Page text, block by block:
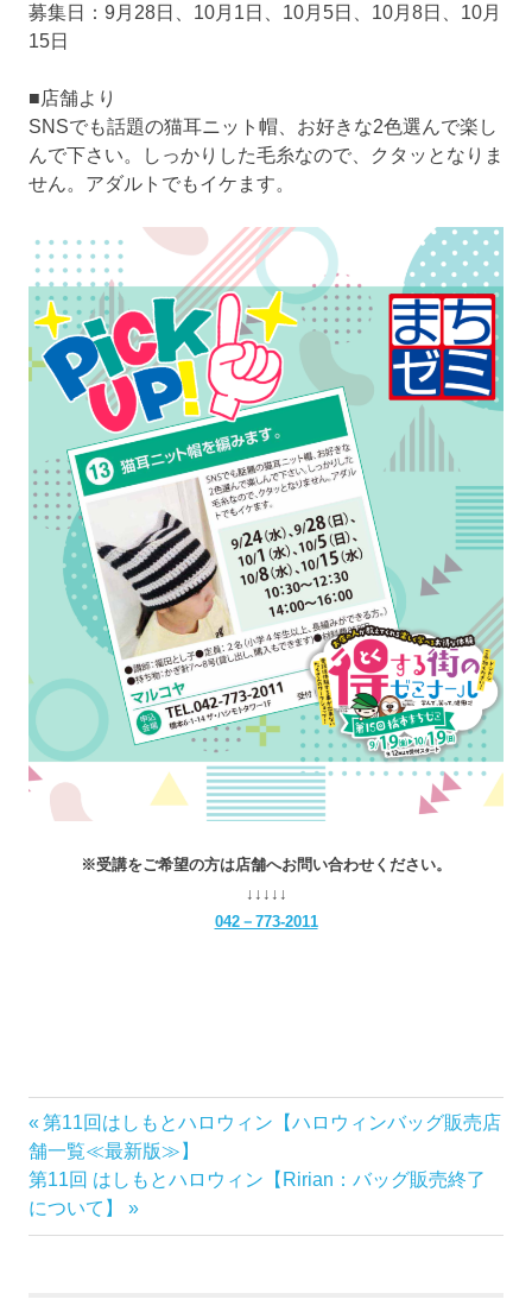
募集日：9月28日、10月1日、10月5日、10月8日、10月
15日
■店舗より
SNSでも話題の猫耳ニット帽、お好きな2色選んで楽し
んで下さい。しっかりした毛糸なので、クタッとなりま
せん。アダルトでもイケます。
※受講をご希望の方は店舗へお問い合わせください。
↓↓↓↓↓
042－773-2011
投
稿
ナ
前
の
記
事:
第11回はしもとハロウィン【ハロウィンバッグ販売店
舗一覧≪最新版≫】
次
の
記
第11回 はしもとハロウィン【Ririan：バッグ販売終了
について】